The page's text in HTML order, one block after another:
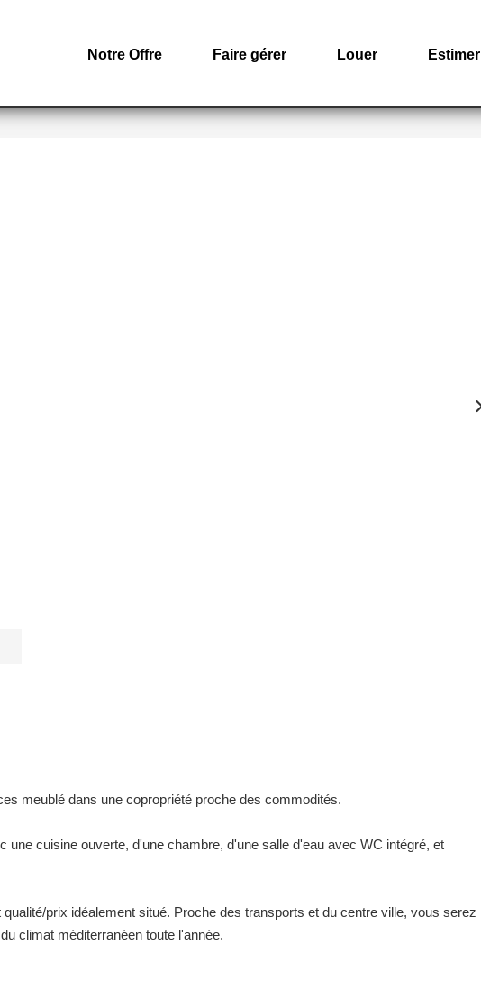
Notre Offre Faire gérer Louer Estimer
meublé dans une copropriété proche des commodités.
une cuisine ouverte, d'une chambre, d'une salle d'eau avec WC intégré, et
prix idéalement situé. Proche des transports et du centre ville, vous serez
climat méditerranéen toute l'année.